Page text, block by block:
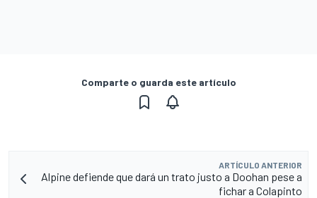
Comparte o guarda este artículo
ARTÍCULO ANTERIOR
Alpine defiende que dará un trato justo a Doohan pese a
fichar a Colapinto